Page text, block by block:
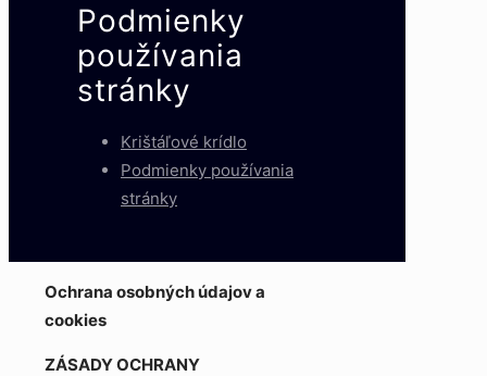
Podmienky
používania
stránky
Krištáľové krídlo
Podmienky používania
stránky
Ochrana osobných údajov a
cookies
ZÁSADY OCHRANY